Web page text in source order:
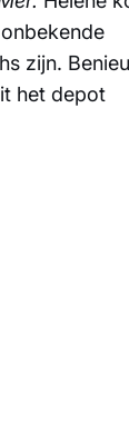
zijn.
het depot